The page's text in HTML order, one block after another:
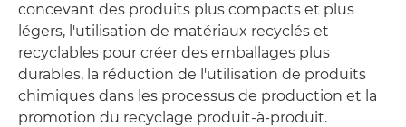
concevant des produits plus compacts et plus
légers, l'utilisation de matériaux recyclés et
recyclables pour créer des emballages plus
durables, la réduction de l'utilisation de produits
chimiques dans les processus de production et la
promotion du recyclage produit-à-produit.